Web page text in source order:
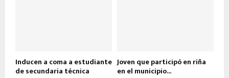
Inducen a coma a estudiante
de secundaria técnica
Joven que participó en riña
en el municipio...